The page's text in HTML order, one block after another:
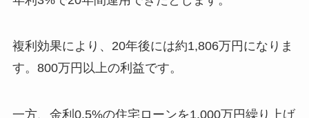
複利効果により、20年後には約1,806万円になりま
す。800万円以上の利益です。
一方、金利0.5%の住宅ローンを1,000万円繰り上げ